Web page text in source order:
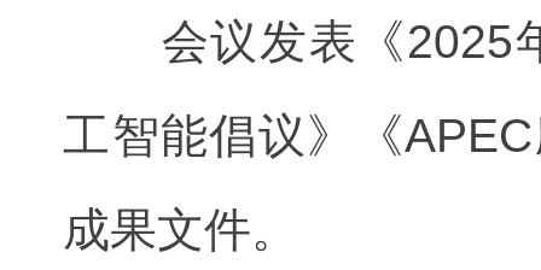
会议发表《2025年
工智能倡议》《
成果文件。